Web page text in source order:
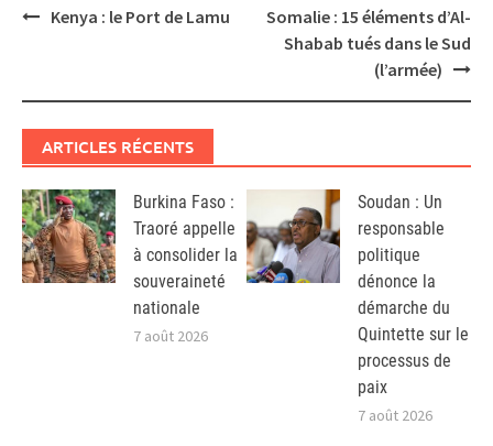
PostKenya : le Port de Lamu
Somalie : 15 éléments d’Al-
Shabab tués dans le Sud
(l’armée)
ARTICLES RÉCENTS
Burkina Faso :
Traoré appelle
à consolider la
souveraineté
nationale
7 août 2026
Soudan : Un
responsable
politique
dénonce la
démarche du
Quintette sur le
processus de
paix
7 août 2026